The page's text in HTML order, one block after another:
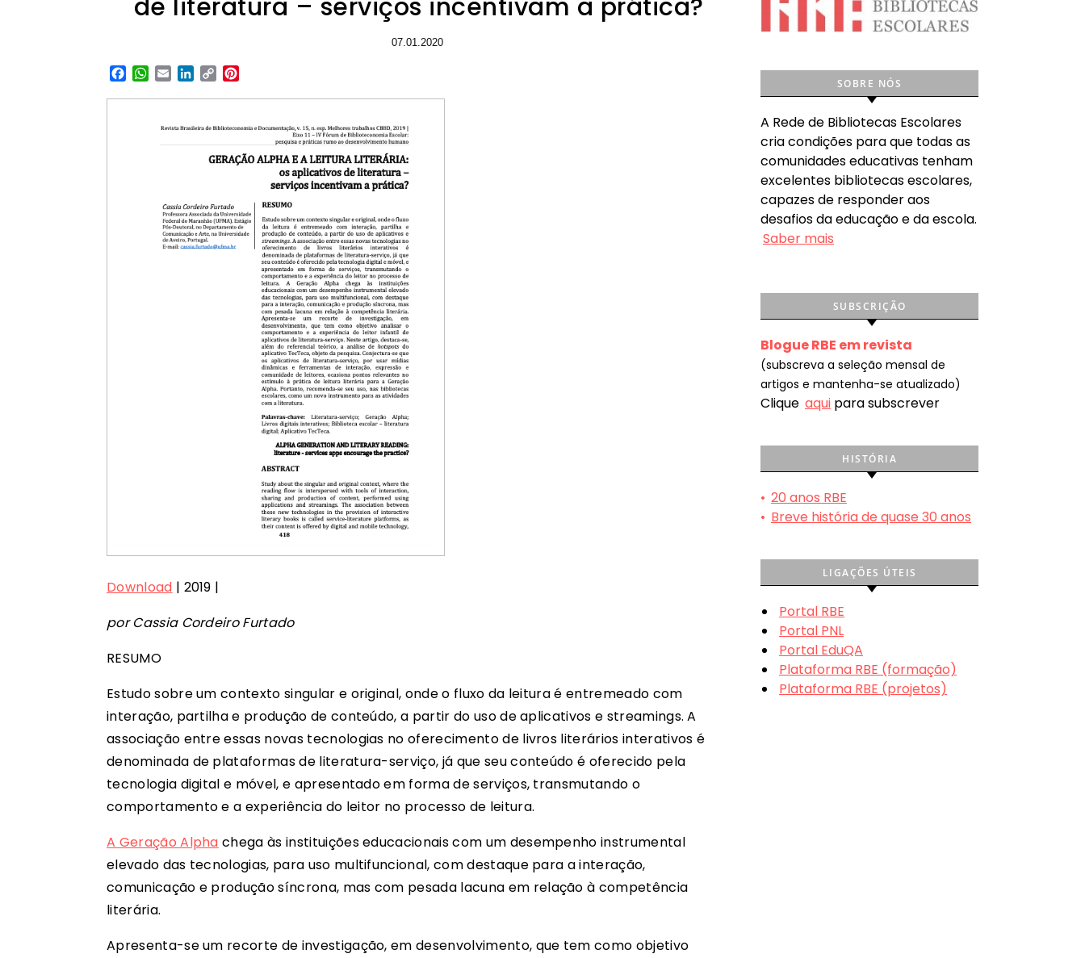
de literatura – serviços incentivam a prática?
07.01.2020
Facebook
WhatsApp
EmailLinkedIn
Copy
Download | 2019 |
por Cassia Cordeiro Furtado
RESUMO
Estudo sobre um contexto singular e original, onde o fluxo da leitura é entremeado com
interação, partilha e produção de conteúdo, a partir do uso de aplicativos e streamings. A
associação entre essas novas tecnologias no oferecimento de livros literários interativos é
denominada de plataformas de literatura-serviço, já que seu conteúdo é oferecido pela
tecnologia digital e móvel, e apresentado em forma de serviços, transmutando o
comportamento e a experiência do leitor no processo de leitura.
A Geração Alpha chega às instituições educacionais com um desempenho instrumental
elevado das tecnologias, para uso multifuncional, com destaque para a interação,
comunicação e produção síncrona, mas com pesada lacuna em relação à competência
literária.
Apresenta-se um recorte de investigação, em desenvolvimento, que tem como objetivo
SOBRE NÓS
A Rede de Bibliotecas Escolares
cria condições para que todas as
comunidades educativas tenham
excelentes bibliotecas escolares,
capazes de responder aos
desafios da educação e da escola.
Saber mais
SUBSCRIÇÃO
Blogue RBE em revista
(subscreva a seleção mensal de
artigos e mantenha-se atualizado)
Clique aqui para subscrever
HISTÓRIA
• 20 anos RBE
• Breve história de quase 30 anos
LIGAÇÕES ÚTEIS
Portal RBE
Portal PNL
Portal EduQA
Plataforma RBE (formação)
Plataforma RBE (projetos)